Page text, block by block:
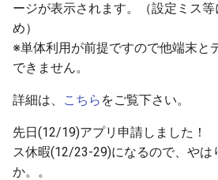
ージが表示されます。（設定ミス
め）
※単体利用が前提ですので他端末と
できません。
詳細は、 こちら をご覧下さい。
先日(12/19)アプリ申請しました！
ス休暇(12/23-29)になるので、やは
か。。